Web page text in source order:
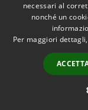
Prenotazione
Segnalazione
Leggi le FAQ
Richiesta
necessari al
nonché un
Per maggiori